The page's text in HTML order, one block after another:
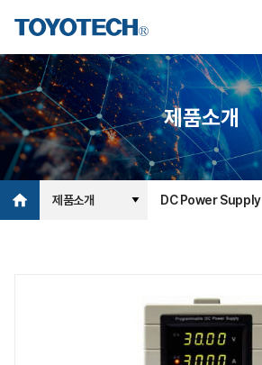
제품소개
제품소개 DC Power Supply